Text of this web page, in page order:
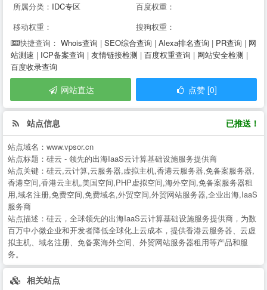
所属分类： IDC专区
百度权重：
移动权重：
搜狗权重：
快捷查询： Whois查询 | SEO综合查询 | Alexa排名查询 | PR查询 | 网
站测速 | ICP备案查询 | 友情链接检测 | 百度权重查询 | 网站安全检测 |
百度收录查询
网站直达 点赞 [0]
站点信息 已推送！
站点域名： www.vpsor.cn
站点标题： 硅云 - 领先的出海IaaS云计算基础设施服务提供商
站点关键： 硅云,云计算,云服务器,虚拟主机,香港云服务器,免备案服务器,
香港空间,香港云主机,美国空间,PHP虚拟空间,海外空间,免备案服务器租
用,域名注册,免费空间,免费域名,外贸空间,外贸网站服务器,企业出海,IaaS
服务商
站点描述： 硅云，全球领先的出海IaaS云计算基础设施服务提供商，为数
百万中小微企业和开发者降低全球化上云成本，提供香港云服务器、云虚
拟主机、域名注册、免备案海外空间、外贸网站服务器租用等产品和服
务。
相关站点